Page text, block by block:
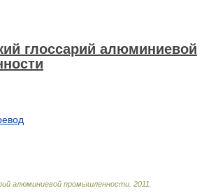
глоссарий алюминиевой
алюминиевой промышленности 2011